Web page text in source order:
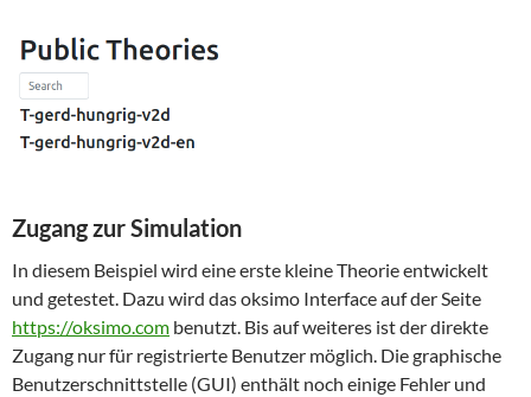
Zugang zur Simulation
In diesem Beispiel wird eine erste kleine Theorie entwickelt
und getestet. Dazu wird das oksimo Interface auf der Seite
https://oksimo.com benutzt. Bis auf weiteres ist der direkte
Zugang nur für registrierte Benutzer möglich. Die graphische
Benutzerschnittstelle (GUI) enthält noch einige Fehler und